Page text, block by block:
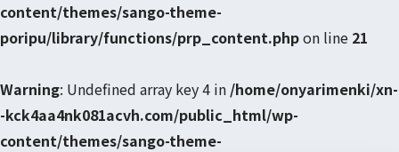
content/themes/sango-theme-
poripu/library/functions/prp_content.phpon line 21
Warning: Undefined array key 4 in /home/onyarimenki/xn-
-kck4aa4nk081acvh.com/public_html/wp-
content/themes/sango-theme-